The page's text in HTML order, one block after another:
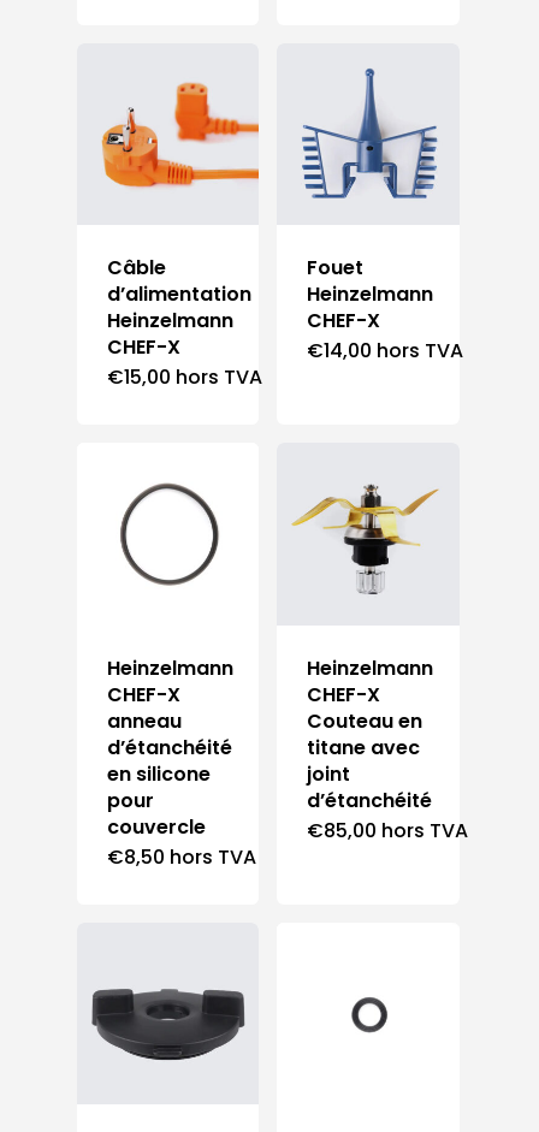
Câble
d’alimentation
Heinzelmann
CHEF-X
€15,00 hors TVA
Fouet
Heinzelmann
CHEF-X
€14,00 hors TVA
Heinzelmann
CHEF-X
anneau
d’étanchéité
en silicone
pour
couvercle
€8,50 hors TVA
Heinzelmann
CHEF-X
Couteau en
titane avec
joint
d’étanchéité
€85,00 hors TVA